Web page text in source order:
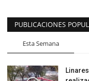
PUBLICACIONES
Esta Semana